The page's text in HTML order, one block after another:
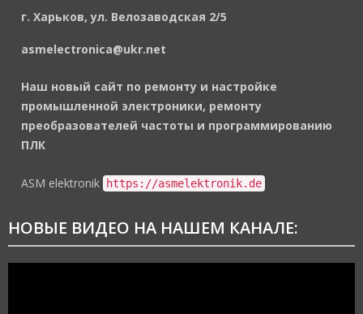
г. Харьков, ул. Велозаводская 2/5
asmelectronica@ukr.net
Наш новый сайт по ремонту и настройке
промышленной электроники, ремонту
преобразователей частоты и программированию
ПЛК
ASM elektronik https://asmelektronik.de
НОВЫЕ ВИДЕО НА НАШЕМ КАНАЛЕ: